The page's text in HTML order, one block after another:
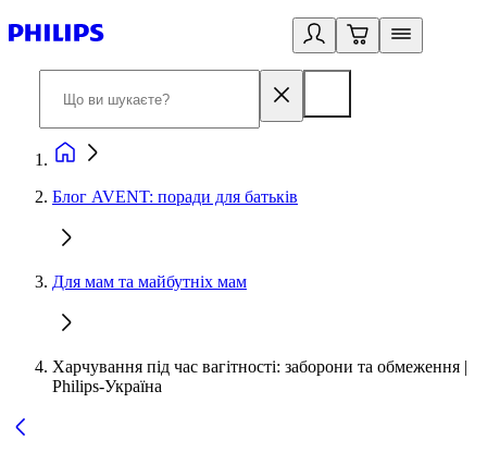
Блог AVENT: поради для батьків
Для мам та майбутніх мам
Харчування під час вагітності: заборони та обмеження |
Philips-Україна